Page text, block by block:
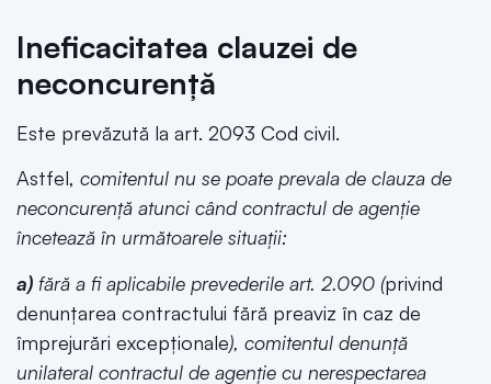
Ineficacitatea clauzei de
neconcurență
Este prevăzută la art. 2093 Cod civil.
Astfel, comitentul nu se poate prevala de clauza de
neconcurență atunci când contractul de agenție
încetează în următoarele situații:
a) fără a fi aplicabile prevederile art. 2.090 (privind
denunțarea contractului fără preaviz în caz de
împrejurări excepționale), comitentul denunță
unilateral contractul de agenție cu nerespectarea